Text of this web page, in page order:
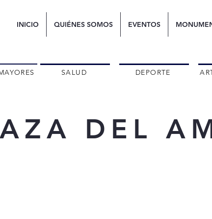
INICIO QUIÉNES SOMOS EVENTOS
SALUD DEPORTE
DEL